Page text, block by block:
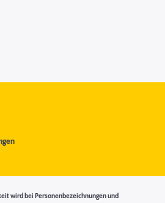
wird bei Personenbezeichnungen und